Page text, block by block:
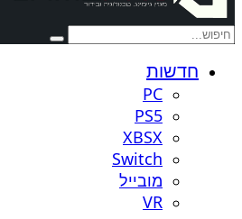
חדשות
PC
PS5
XBSX
Switch
מובייל
VR